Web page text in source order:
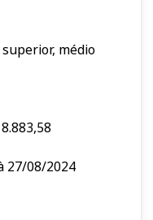
médio
27/08/2024